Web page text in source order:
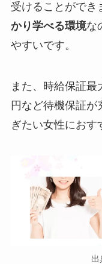
受けることができ
かり学べる環境な
やすいです。
また、時給保証
円など待機保証が
ぎたい女性におす
出